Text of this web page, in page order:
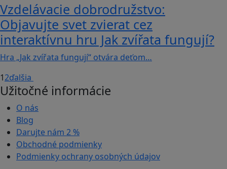
Vzdelávacie dobrodružstvo:
Objavujte svet zvierat cez
interaktívnu hru Jak zvířata fungují?
Hra „Jak zvířata fungují“ otvára deťom…
12ďalšia
Užitočné informácie
O nás
Blog
Darujte nám 2 %
Obchodné podmienky
Podmienky ochrany osobných údajov